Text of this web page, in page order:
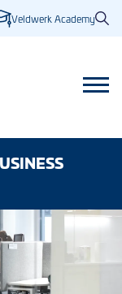
Veldwerk Academy